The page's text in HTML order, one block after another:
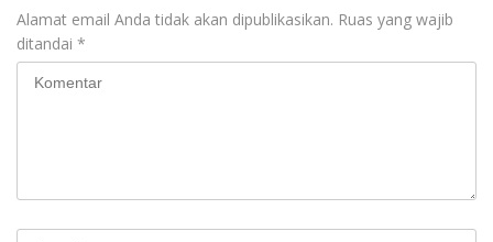
Alamat email Anda tidak akan dipublikasikan. Ruas yang wajib
ditandai *